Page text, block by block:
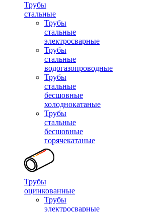
Трубы
стальные
Трубы
стальные
электросварные
Трубы
стальные
водогазопроводные
Трубы
стальные
бесшовные
холоднокатаные
Трубы
стальные
бесшовные
горячекатаные
Трубы
оцинкованные
Трубы
электросварные